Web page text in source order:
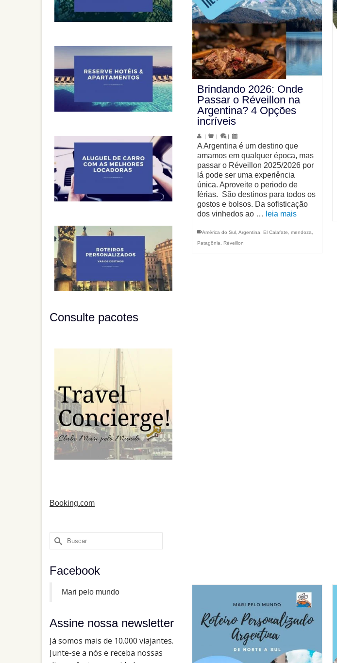
Brindando 2026: Onde
Passar o Réveillon na
Argentina? 4 Opções
incríveis
| | |
A Argentina é um destino que
amamos em qualquer época, mas
passar o Réveillon 2025/2026 por
lá pode ser uma experiência
única. Aproveite o periodo de
férias. São destinos para todos os
gostos e bolsos. Da sofisticação
dos vinhedos ao … leia mais
América do Sul, Argentina El Calafate mendoza
Patagônia
Réveillon
Consulte pacotes
Booking.com
Buscar
por:
Facebook
Mari pelo mundo
Assine nossa newsletter